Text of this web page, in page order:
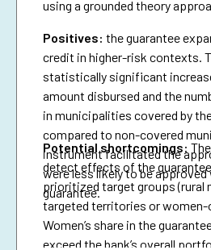
using a grounded theory
Positives: the guarantee
credit in higher-risk contexts.
statistically significant
amount disbursed and the
in municipalities covered by
compared to non-covered
instrument facilitated the
were less likely to be approved
guarantee.
Potential shortcomings:
detect effects of the guarantee
prioritized target groups (rural
targeted territories or women-
Women’s share in the
exceed the bank’s overall